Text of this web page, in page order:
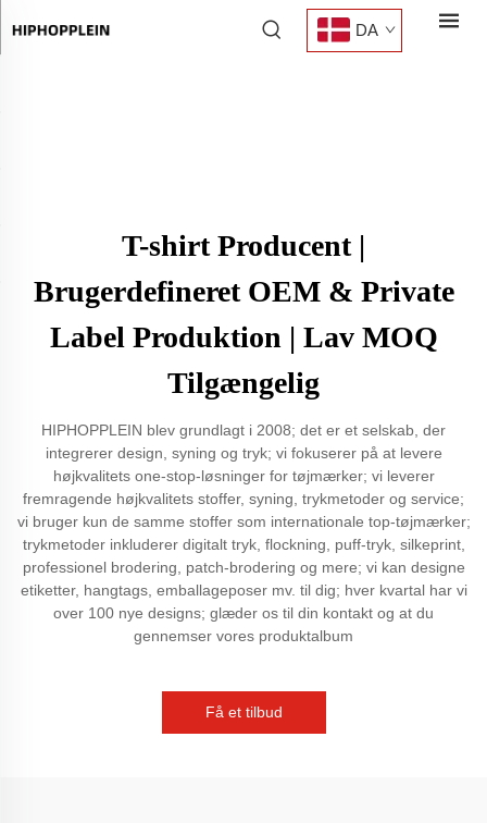
DA
T-shirt Producent |
Brugerdefineret OEM & Private
Label Produktion | Lav MOQ
Tilgængelig
HIPHOPPLEIN blev grundlagt i 2008; det er et selskab, der
integrerer design, syning og tryk; vi fokuserer på at levere
højkvalitets one-stop-løsninger for tøjmærker; vi leverer
fremragende højkvalitets stoffer, syning, trykmetoder og service;
vi bruger kun de samme stoffer som internationale top-tøjmærker;
trykmetoder inkluderer digitalt tryk, flockning, puff-tryk, silkeprint,
professionel brodering, patch-brodering og mere; vi kan designe
etiketter, hangtags, emballageposer mv. til dig; hver kvartal har vi
over 100 nye designs; glæder os til din kontakt og at du
gennemser vores produktalbum
Få et tilbud